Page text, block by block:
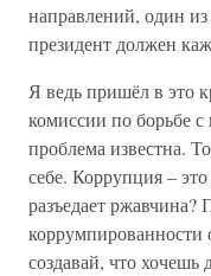
направлений, один
президент должен
Я ведь пришёл в это
комиссии по борьбе
проблема известна.
себе. Коррупция –
разъедает
создавай, что хочешь